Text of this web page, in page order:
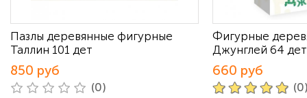
Пазлы деревянные фигурные
Таллин 101 дет
850 руб
(0)
Фигурные
Джунглей 64 дет
660 руб